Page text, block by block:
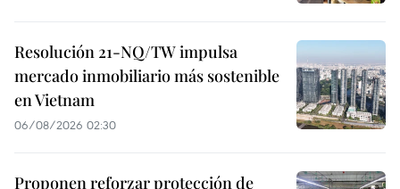
Resolución 21-NQ/TW impulsa
mercado inmobiliario más sostenible
en Vietnam
06/08/2026 02:30
Proponen reforzar protección de